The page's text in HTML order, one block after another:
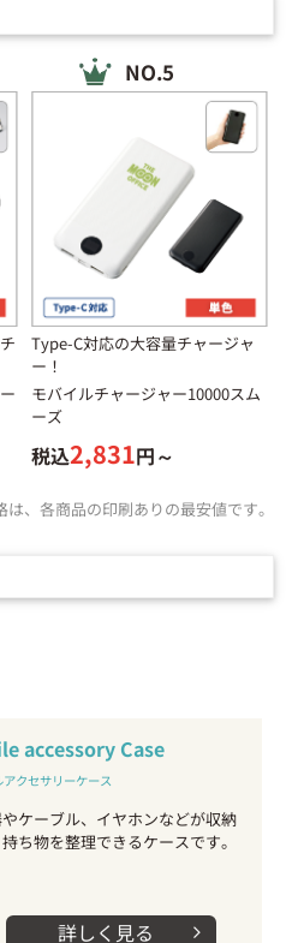
NO.5
Type-C対応の大容量チャージャ
ー！
モバイルチャージャー10000スム
ーズ
税込2,831円～
、各商品の印刷ありの最安値です。
accessory Case
アクセサリーケース
ケーブル、イヤホンなどが収納
ち物を整理できるケースです。
詳しく見る arrow_forward_ios